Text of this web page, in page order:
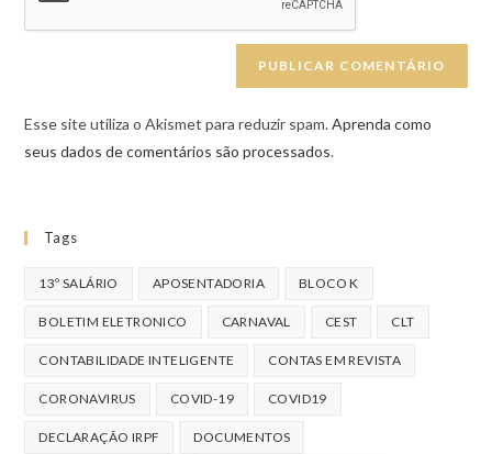
Esse site utiliza o Akismet para reduzir spam.Aprenda como
seus dados de comentários são processados.
Tags
13º SALÁRIO APOSENTADORIA BLOCO K
BOLETIM ELETRONICO CARNAVAL CEST CLT
CONTABILIDADE INTELIGENTE CONTAS EM REVISTA
CORONAVIRUS COVID-19 COVID19
DECLARAÇÃO IRPF DOCUMENTOS